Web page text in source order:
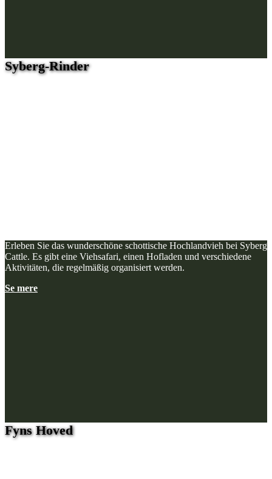
Syberg-Rinder
Erleben Sie das wunderschöne schottische Hochlandvieh bei Syberg
Cattle. Es gibt eine Viehsafari, einen Hofladen und verschiedene
Aktivitäten, die regelmäßig organisiert werden.
Se mere
Fyns Hoved